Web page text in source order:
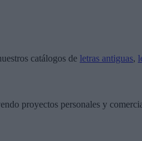
catálogos de letras antiguas,
proyectos personales y